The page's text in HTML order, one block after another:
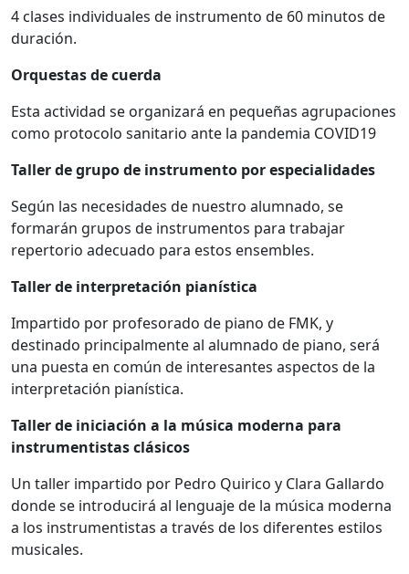
4 clases individuales de instrumento de 60 minutos de
duración.
Orquestas de cuerda
Esta actividad se organizará en pequeñas agrupaciones
como protocolo sanitario ante la pandemia COVID19
Taller de grupo de instrumento por especialidades
Según las necesidades de nuestro alumnado, se
formarán grupos de instrumentos para trabajar
repertorio adecuado para estos ensembles.
Taller de interpretación pianística
Impartido por profesorado de piano de FMK, y
destinado principalmente al alumnado de piano, será
una puesta en común de interesantes aspectos de la
interpretación pianística.
Taller de iniciación a la música moderna para
instrumentistas clásicos
Un taller impartido por Pedro Quirico y Clara Gallardo
donde se introducirá al lenguaje de la música moderna
a los instrumentistas a través de los diferentes estilos
musicales.